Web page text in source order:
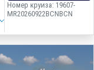
Номер круиза: 19607-
MR20260922BCNBCN